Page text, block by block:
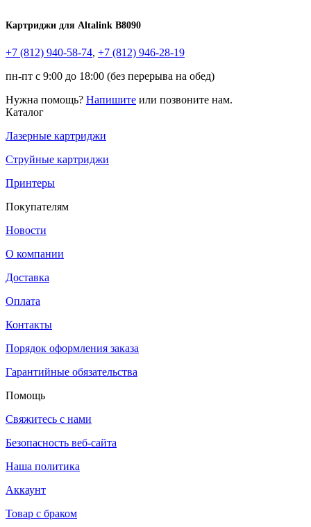
Картриджи для Altalink B8090
+7 (812) 940-58-74, +7 (812) 946-28-19
пн-пт с 9:00 до 18:00 (без перерыва на обед)
Нужна помощь? Напишите или позвоните нам.
Каталог
Лазерные картриджи
Струйные картриджи
Принтеры
Покупателям
Новости
О компании
Доставка
Оплата
Контакты
Порядок оформления заказа
Гарантийные обязательства
Помощь
Свяжитесь с нами
Безопасность веб-сайта
Наша политика
Аккаунт
Товар с браком